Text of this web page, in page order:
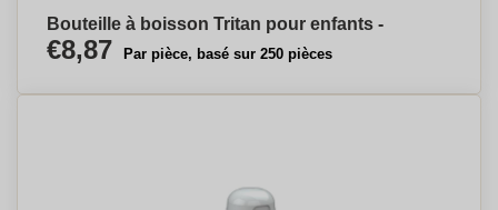
Bouteille à boisson Tritan pour enfants -
€8,87 Par pièce, basé sur 250 pièces